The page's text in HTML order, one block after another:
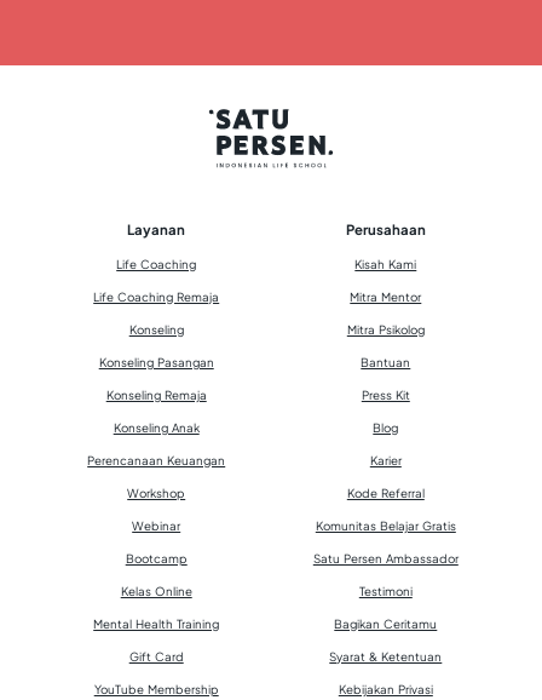
Layanan
Life Coaching
Life Coaching Remaja
Konseling
Konseling Pasangan
Konseling Remaja
Konseling Anak
Perencanaan Keuangan
Workshop
Webinar
Bootcamp
Kelas Online
Mental Health Training
Gift Card
YouTube Membership
Perusahaan
Kisah Kami
Mitra Mentor
Mitra Psikolog
Bantuan
Press Kit
Blog
Karier
Kode Referral
Komunitas Belajar Gratis
Satu Persen Ambassador
Testimoni
Bagikan Ceritamu
Syarat & Ketentuan
Kebijakan Privasi